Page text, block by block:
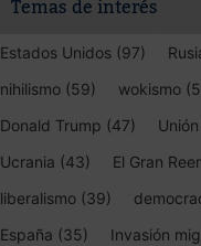
Temas de interés
Estados Unidos (97)
nihilismo (59)
wokismo
Donald Trump (47)
Ucrania (43)
El Gran
liberalismo (39)
España (35)
Invasión